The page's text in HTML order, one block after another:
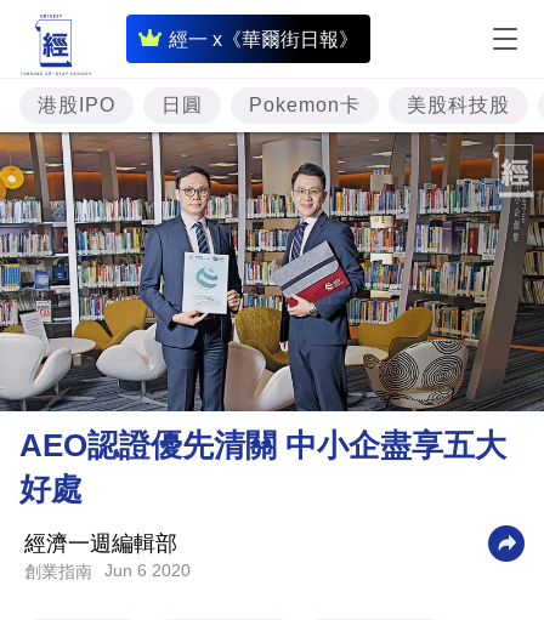
經一 x《華爾街日報》
即
時
財
經
專
題
投
資
樓
市
理
財
業
科
港股IPO 日圓 Pokemon卡 美股科技股
AEO認證優先清關 中小企盡享五大
好處
經濟一週編輯部
創業指南 Jun 6 2020